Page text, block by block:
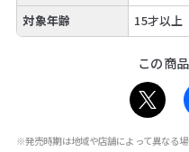
対象年齢
15才以上
この商
※発売時期は地域や店舗によって異なる場